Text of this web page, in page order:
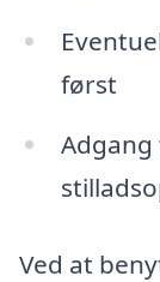
først
Ved at